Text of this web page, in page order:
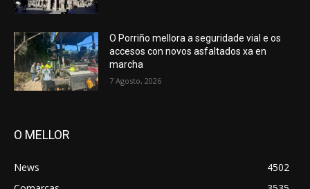
O Porriño mellora a seguridade vial e os
accesos con novos asfaltados xa en
marcha
7 Agosto, 2026
O MELLOR
News
4502